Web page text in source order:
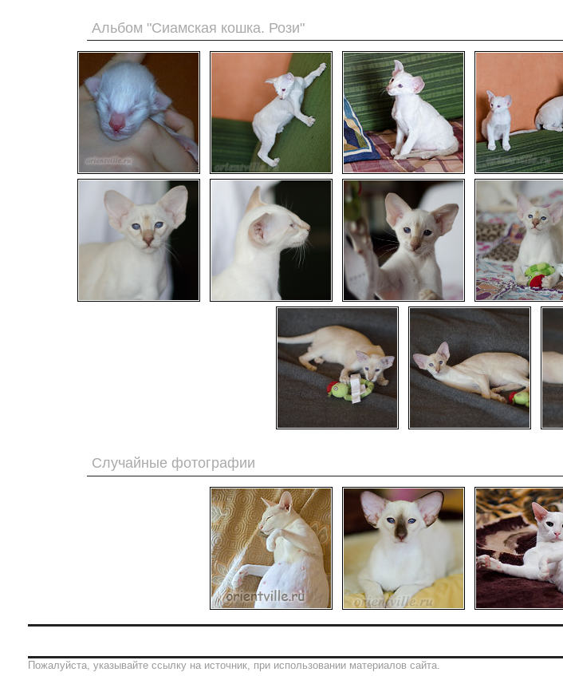
Альбом "Сиамская кошка. Рози"
Случайные фотографии
Пожалуйста, указывайте ссылку на источник, при использовании материалов сайта.